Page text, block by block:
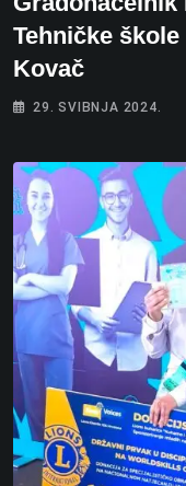
Tehničke
Kovač
29. SVIBNJA 2024.